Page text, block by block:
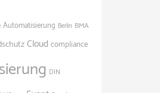
Automatisierung Berlin BMA
Cloud compliance
DIN